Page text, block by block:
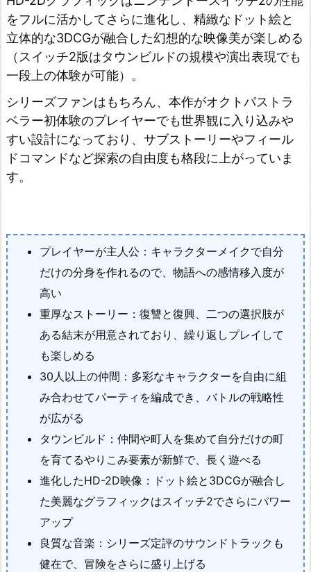
をフルに活かしてさらに進化し、精緻なドット絵と
立体的な3DCGが融合した幻想的な映像美が楽しめる
（スイッチ2版はタウンビルドの規模や演出表現でも
一段上の体験が可能）。
シリーズファンはもちろん、本作がオクトパストラ
ベラー初体験のプレイヤーでも世界観に入り込みや
すい設計になっており、サブストーリーやフィール
ドコマンドなど探索の自由度も格段に上がっていま
す。
プレイヤーが主人公：キャラクターメイクで自分
だけの分身を作れるので、物語への感情移入度が
高い
重厚なストーリー：復讐と復興、二つの選択肢が
ある結末が用意されており、繰り返しプレイして
も楽しめる
30人以上の仲間：多彩なキャラクターを自由に組
み合わせてパーティを編成でき、バトルの戦略性
が広がる
タウンビルド：仲間や町人を集めて自分だけの町
を育てるやりこみ要素が新鮮で、長く遊べる
進化したHD-2D映像：ドット絵と3DCGが融合し
た美麗なグラフィックはスイッチ2でさらにパワー
アップ
良質な音楽：シリーズ定評のサウンドトラックも
健在で、冒険をさらに盛り上げる